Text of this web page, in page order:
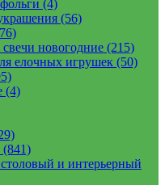
(4)
(56)
новогодние (215)
елочных игрушек (50)
(4)
(841)
и интерьерный